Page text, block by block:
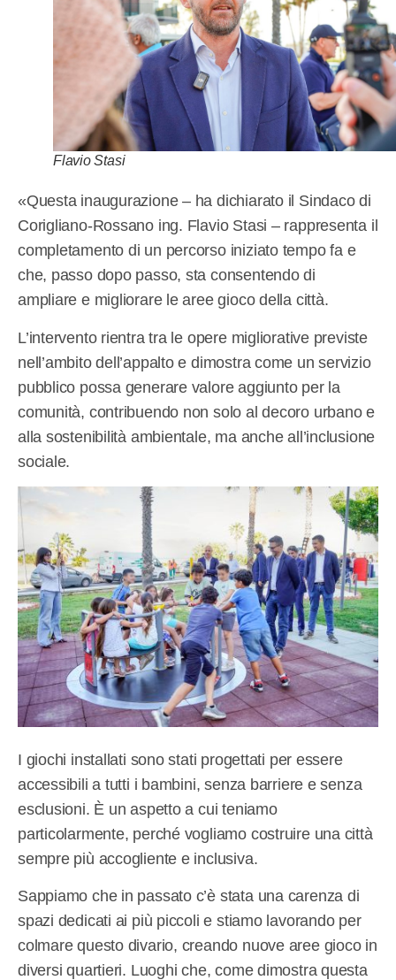
Flavio Stasi
«Questa inaugurazione – ha dichiarato il Sindaco di
Corigliano-Rossano ing. Flavio Stasi – rappresenta il
completamento di un percorso iniziato tempo fa e
che, passo dopo passo, sta consentendo di
ampliare e migliorare le aree gioco della città.
L’intervento rientra tra le opere migliorative previste
nell’ambito dell’appalto e dimostra come un servizio
pubblico possa generare valore aggiunto per la
comunità, contribuendo non solo al decoro urbano e
alla sostenibilità ambientale, ma anche all’inclusione
sociale.
I giochi installati sono stati progettati per essere
accessibili a tutti i bambini, senza barriere e senza
esclusioni. È un aspetto a cui teniamo
particolarmente, perché vogliamo costruire una città
sempre più accogliente e inclusiva.
Sappiamo che in passato c’è stata una carenza di
spazi dedicati ai più piccoli e stiamo lavorando per
colmare questo divario, creando nuove aree gioco in
diversi quartieri. Luoghi che, come dimostra questa